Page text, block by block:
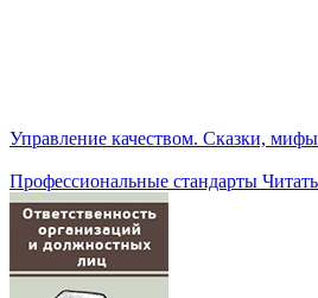
Управление качеством. Сказки,
Профессиональные стандарты Читать